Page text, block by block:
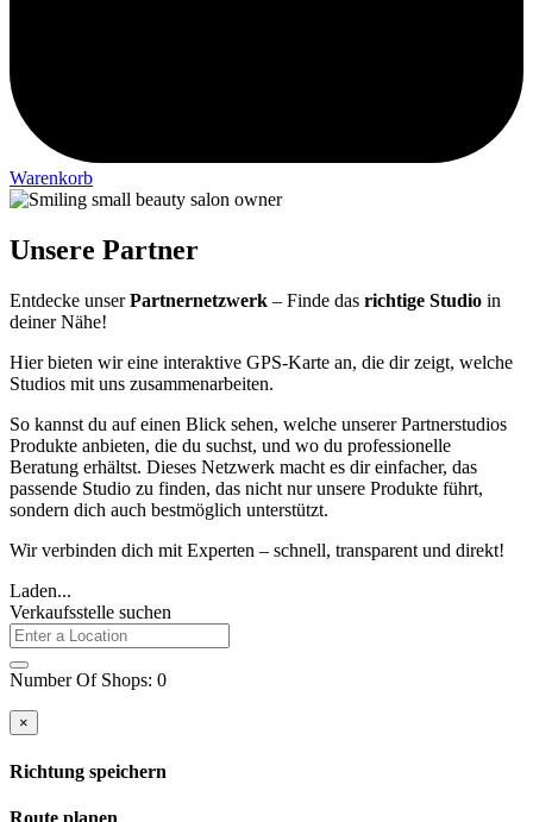
Warenkorb
Unsere Partner
Entdecke unserPartnernetzwerk – Finde das richtige Studio in
deiner Nähe!
Hier bieten wir eine interaktive GPS-Karte an, die dir zeigt, welche
Studios mit uns zusammenarbeiten.
So kannst du auf einen Blick sehen, welche unserer Partnerstudios
Produkte anbieten, die du suchst, und wo du professionelle
Beratung erhältst. Dieses Netzwerk macht es dir einfacher, das
passende Studio zu finden, das nicht nur unsere Produkte führt,
sondern dich auch bestmöglich unterstützt.
Wir verbinden dich mit Experten – schnell, transparent und direkt!
Laden...
Verkaufsstelle suchen
Number Of Shops: 0
×
Richtung speichern
Route planen